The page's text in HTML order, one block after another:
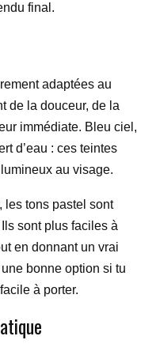
final.
adaptées au
de la douceur, de la
immédiate. Bleu ciel,
d’eau : ces teintes
au visage.
les tons pastel sont
sont plus faciles à
en donnant un vrai
bonne option si tu
à porter.